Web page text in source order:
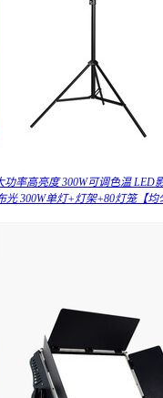
功率高亮度 300W可调色温
300W单灯+灯架+80灯笼【均